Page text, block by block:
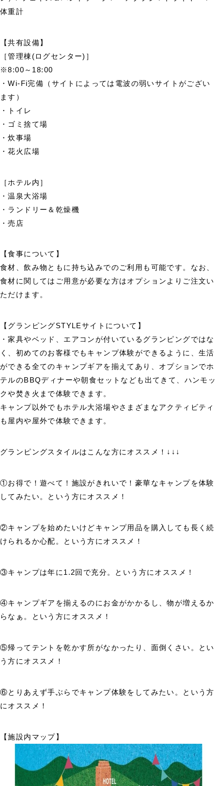
体重計
【共有設備】
［管理棟(ログセンター)］
※8:00～18:00
・Wi-Fi完備（サイトによっては電波の弱いサイトがござい
ます）
・トイレ
・ゴミ捨て場
・炊事場
・花火広場
［ホテル内］
・温泉大浴場
・ランドリー＆乾燥機
・売店
【食事について】
食材、飲み物ともに持ち込みでのご利用も可能です。なお、
食材に関してはご用意が必要な方はオプションよりご注文い
ただけます。
【グランピングSTYLEサイトについて】
・家具やベッド、エアコンが付いているグランピングではな
く、初めてのお客様でもキャンプ体験ができるように、生活
ができる全てのキャンプギアを揃えてあり、オプションでホ
テルのBBQディナーや朝食セットなども出てきて、ハンモッ
クや焚き火まで体験できます。
キャンプ以外でもホテル大浴場やさまざまなアクティビティ
も屋内や屋外で体験できます。
グランピングスタイルはこんな方にオススメ！↓↓↓
①お得で！遊べて！施設がきれいで！豪華なキャンプを体験
してみたい。という方にオススメ！
②キャンプを始めたいけどキャンプ用品を購入しても長く続
けられるか心配。という方にオススメ！
③キャンプは年に1.2回で充分。という方にオススメ！
④キャンプギアを揃えるのにお金がかかるし、物が増えるか
らなぁ。という方にオススメ！
⑤帰ってテントを乾かす所がなかったり、面倒くさい。とい
う方にオススメ！
⑥とりあえず手ぶらでキャンプ体験をしてみたい。という方
にオススメ！
【施設内マップ】